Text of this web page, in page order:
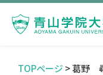
TOPページ > 葛野